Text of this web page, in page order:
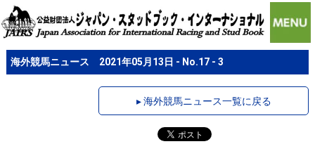
海外競馬ニュース 2021年05月13日 - No.17 - 3
▸ 海外競馬ニュース一覧に戻る